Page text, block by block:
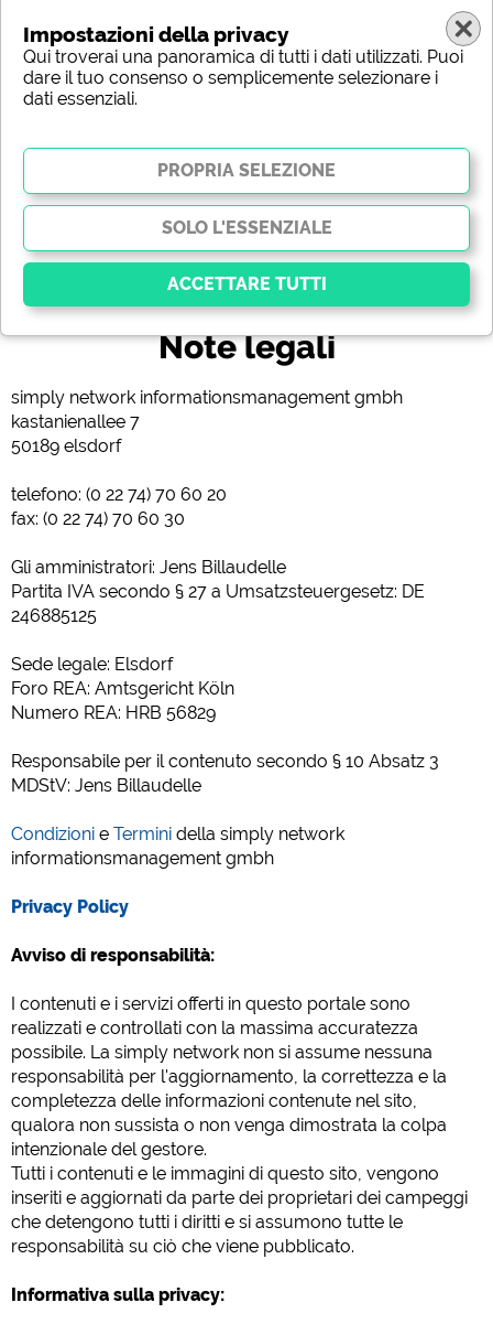
(c) shutterstock
Note legali
simply network informationsmanagement gmbh
kastanienallee 7
50189 elsdorf
telefono: (0 22 74) 70 60 20
fax: (0 22 74) 70 60 30
Gli amministratori: Jens Billaudelle
Partita IVA secondo § 27 a Umsatzsteuergesetz: DE
246885125
Sede legale: Elsdorf
Foro REA: Amtsgericht Köln
Numero REA: HRB 56829
Responsabile per il contenuto secondo § 10 Absatz 3
MDStV: Jens Billaudelle
Condizioni e Termini della simply network
informationsmanagement gmbh
Privacy Policy
Avviso di responsabilità:
I contenuti e i servizi offerti in questo portale sono
realizzati e controllati con la massima accuratezza
possibile. La simply network non si assume nessuna
responsabilità per l'aggiornamento, la correttezza e la
completezza delle informazioni contenute nel sito,
qualora non sussista o non venga dimostrata la colpa
intenzionale del gestore.
Tutti i contenuti e le immagini di questo sito, vengono
inseriti e aggiornati da parte dei proprietari dei campeggi
che detengono tutti i diritti e si assumono tutte le
responsabilità su ciò che viene pubblicato.
Informativa sulla privacy:
Impostazioni della privacy
Qui troverai una panoramica di tutti i dati utilizzati. Puoi
dare il tuo consenso o semplicemente selezionare i
dati essenziali.
essenziali per il corretto funzionamento del sito web.
Senza questi cookie, alcune parti del sito
funzioneranno.
Social Media
siehe Datenschutzerklärung des jeweiligen Anbieters
Facebook (Anteprima della pagina Facebook dei campeggi)
https://www.facebook.com/about/privacy/
Media esterni / Social Media
YouTube (Video dai campeggi)
https://policies.google.com/privacy
Google Maps (Anteprima del campeggio (anteprima dei siti web dei
https://policies.google.com/privacy
Google reCAPTCHA (moduli di contatto)
Statistiche
https://policies.google.com/privacy
Marketing
Google Ads
https://policies.google.com/privacy
Google AdSense
https://policies.google.com/privacy
Google Remarketing